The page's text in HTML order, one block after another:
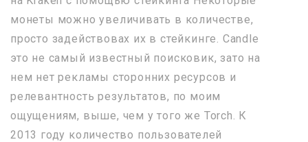
монеты можно увеличивать в количестве,
просто задействовах их в стейкинге. Candle
это не самый известный поисковик, зато на
нем нет рекламы сторонних ресурсов и
релевантность результатов, по моим
ощущениям, выше, чем у того же Torch. К
2013 году количество пользователей